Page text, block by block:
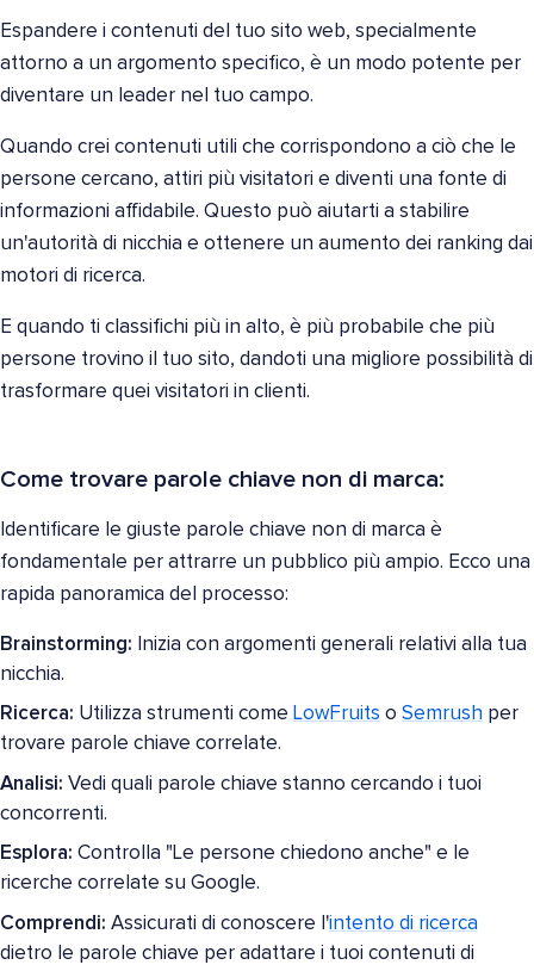
Espandere i contenuti del tuo sito web, specialmente
attorno a un argomento specifico, è un modo potente per
diventare un leader nel tuo campo.
Quando crei contenuti utili che corrispondono a ciò che le
persone cercano, attiri più visitatori e diventi una fonte di
informazioni affidabile. Questo può aiutarti a stabilire
un'autorità di nicchia e ottenere un aumento dei ranking dai
motori di ricerca.
E quando ti classifichi più in alto, è più probabile che più
persone trovino il tuo sito, dandoti una migliore possibilità di
trasformare quei visitatori in clienti.
Come trovare parole chiave non di marca:
Identificare le giuste parole chiave non di marca è
fondamentale per attrarre un pubblico più ampio. Ecco una
rapida panoramica del processo:
Brainstorming: Inizia con argomenti generali relativi alla tua
nicchia.
Ricerca: Utilizza strumenti come LowFruits o Semrush per
trovare parole chiave correlate.
Analisi: Vedi quali parole chiave stanno cercando i tuoi
concorrenti.
Esplora: Controlla "Le persone chiedono anche" e le
ricerche correlate su Google.
Comprendi: Assicurati di conoscere l'intento di ricerca
dietro le parole chiave per adattare i tuoi contenuti di